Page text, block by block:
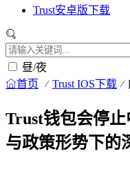
Trust安卓版下载
昼/夜
首页 Trust IOS下载
Trust钱包会停
与政策形势下的